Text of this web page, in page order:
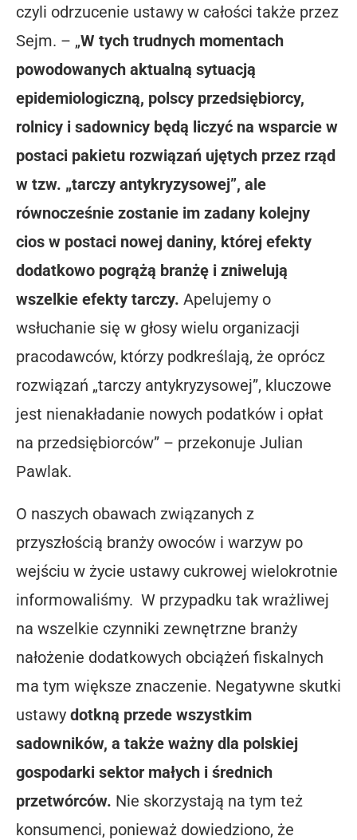
czyli odrzucenie ustawy w całości także przez
Sejm. – „W tych trudnych momentach
powodowanych aktualną sytuacją
epidemiologiczną, polscy przedsiębiorcy,
rolnicy i sadownicy będą liczyć na wsparcie w
postaci pakietu rozwiązań ujętych przez rząd
w tzw. „tarczy antykryzysowej”, ale
równocześnie zostanie im zadany kolejny
cios w postaci nowej daniny, której efekty
dodatkowo pogrążą branżę i zniwelują
wszelkie efekty tarczy. Apelujemy o
wsłuchanie się w głosy wielu organizacji
pracodawców, którzy podkreślają, że oprócz
rozwiązań „tarczy antykryzysowej”, kluczowe
jest nienakładanie nowych podatków i opłat
na przedsiębiorców” – przekonuje Julian
Pawlak.
O naszych obawach związanych z
przyszłością branży owoców i warzyw po
wejściu w życie ustawy cukrowej wielokrotnie
informowaliśmy. W przypadku tak wrażliwej
na wszelkie czynniki zewnętrzne branży
nałożenie dodatkowych obciążeń fiskalnych
ma tym większe znaczenie. Negatywne skutki
ustawy dotkną przede wszystkim
sadowników, a także ważny dla polskiej
gospodarki sektor małych i średnich
przetwórców. Nie skorzystają na tym też
konsumenci, ponieważ dowiedziono, że